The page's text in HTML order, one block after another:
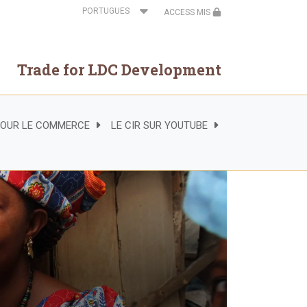
Select
your
ACCESS MIS
Trade for LDC Development
LE COMMERCE LE CIR SUR YOUTUBE